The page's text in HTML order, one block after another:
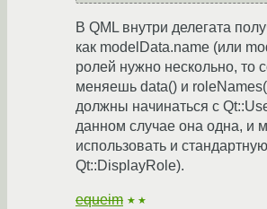
В QML внутри делегата
как modelData.name (или
ролей нужно нескольно, то
меняешь data() и
должны начинаться с
данном случае она одна, и
использовать и стандартную
Qt::DisplayRole).
equeim ★★